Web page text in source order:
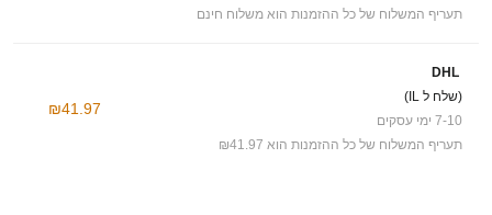
תעריף המשלוח של כל ההזמנות הוא משלוח חינם
DHL
(שלח ל IL)
7-10 ימי עסקים
תעריף המשלוח של כל ההזמנות הוא ₪41.97
₪41.97